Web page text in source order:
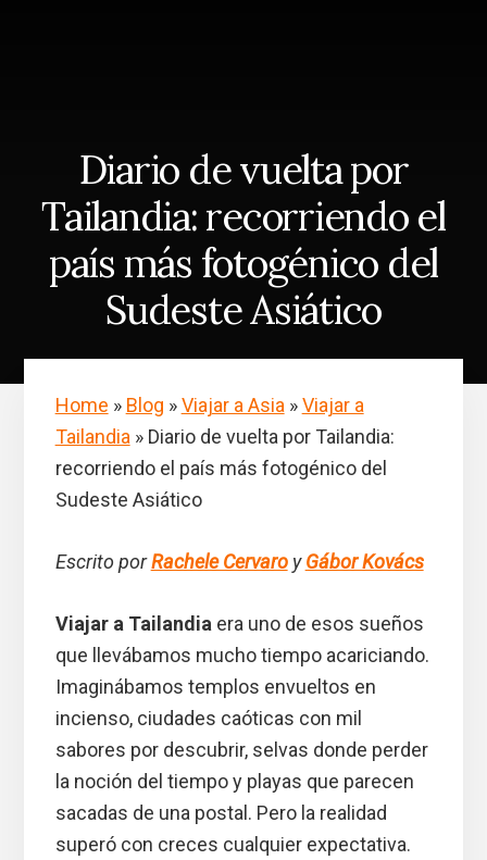
Diario de vuelta por
Tailandia: recorriendo el
país más fotogénico del
Sudeste Asiático
Home » Blog »Viajar a Asia»Viajar a
Tailandia» Diario de vuelta por Tailandia:
recorriendo el país más fotogénico del
Sudeste Asiático
Escrito porRachele CervaroyGábor Kovács
Viajar a Tailandiaera uno de esos sueños
que llevábamos mucho tiempo acariciando.
Imaginábamos templos envueltos en
incienso, ciudades caóticas con mil
sabores por descubrir, selvas donde perder
la noción del tiempo y playas que parecen
sacadas de una postal. Pero la realidad
superó con creces cualquier expectativa.